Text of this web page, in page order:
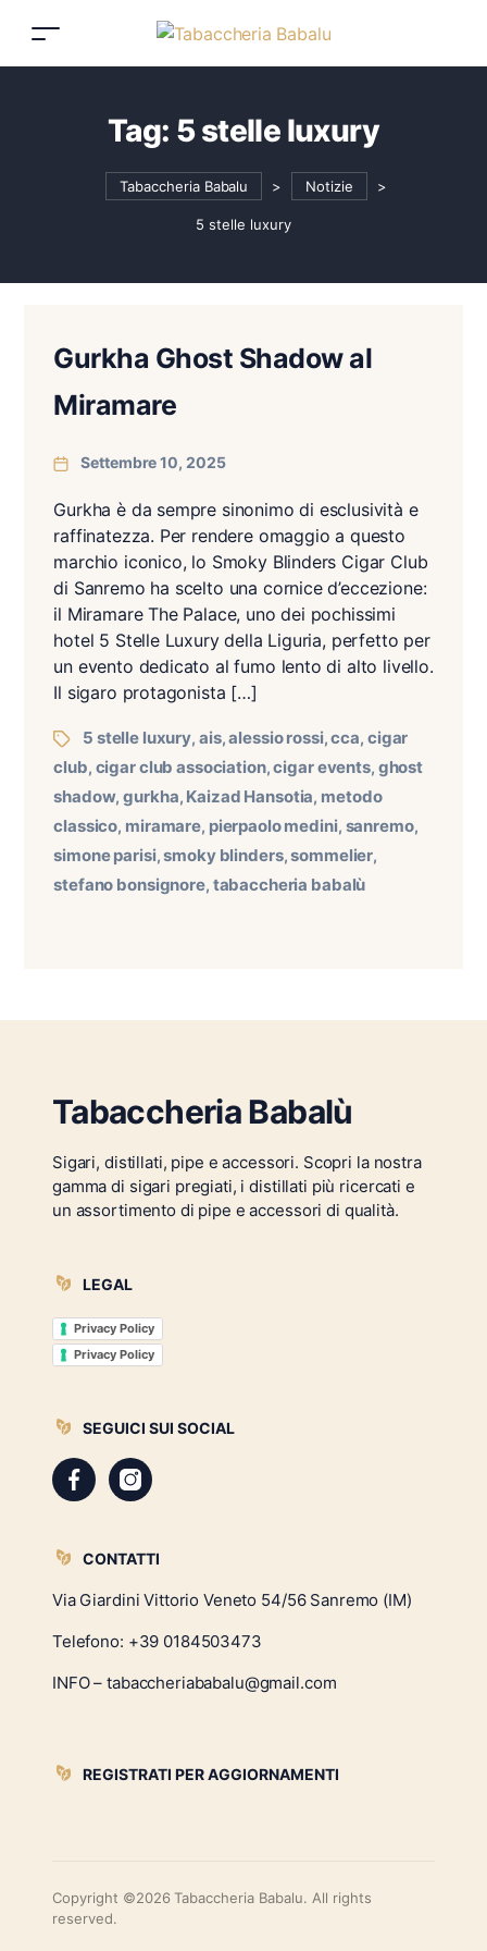
Tag: 5 stelle luxury
Tabaccheria Babalu > Notizie >
5 stelle luxury
Gurkha Ghost Shadow al
Miramare
Settembre 10, 2025
Gurkha è da sempre sinonimo di esclusività e
raffinatezza. Per rendere omaggio a questo
marchio iconico, lo Smoky Blinders Cigar Club
di Sanremo ha scelto una cornice d’eccezione:
il Miramare The Palace, uno dei pochissimi
hotel 5 Stelle Luxury della Liguria, perfetto per
un evento dedicato al fumo lento di alto livello.
Il sigaro protagonista […]
5 stelle luxury, ais,alessio rossi,cca, cigar
club, cigar club association,cigar events, ghost
shadow,gurkha, Kaizad Hansotia, metodo
classico, miramare, pierpaolo medini, sanremo,
simone parisi,smoky blinders,sommelier,
stefano bonsignore, tabaccheria babalù
Tabaccheria Babalù
Sigari, distillati, pipe e accessori. Scopri la nostra
gamma di sigari pregiati, i distillati più ricercati e
un assortimento di pipe e accessori di qualità.
LEGAL
Privacy Policy
Privacy Policy
SEGUICI SUI SOCIAL
CONTATTI
Via Giardini Vittorio Veneto 54/56 Sanremo (IM)
Telefono: +39 0184503473
INFO – tabaccheriababalu@gmail.com
REGISTRATI PER AGGIORNAMENTI
Copyright ©2026 Tabaccheria Babalu. All rights
reserved.